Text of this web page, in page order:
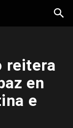
reitera
en
e